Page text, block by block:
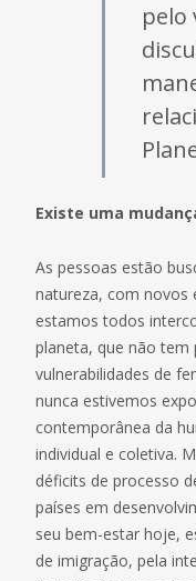
pelo
Existe uma
As pessoas estão
natureza, com novos
estamos todos
planeta, que não tem
vulnerabilidades de
nunca estivemos
contemporânea da
individual e coletiva.
déficits de processo
países em
seu bem-estar hoje,
de imigração, pela